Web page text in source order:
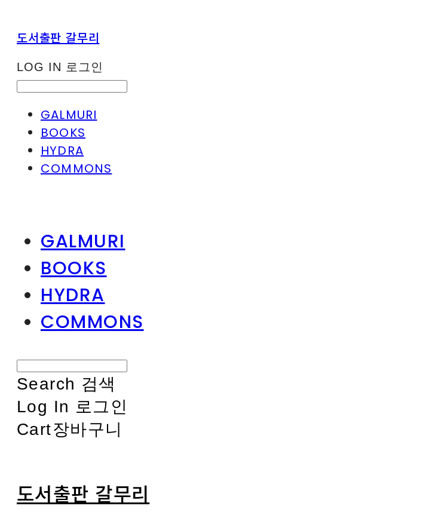
도서출판 갈무리
LOG IN 로그인
GALMURI
BOOKS
HYDRA
COMMONS
GALMURI
BOOKS
HYDRA
COMMONS
Search 검색
Log In 로그인
Cart장바구니
도서출판 갈무리